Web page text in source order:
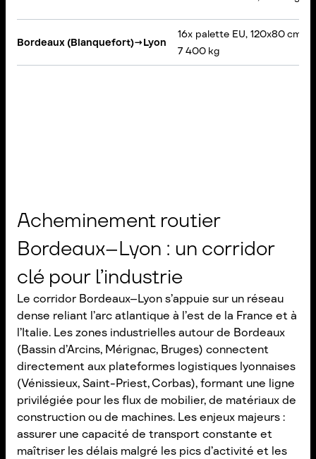
Bordeaux (Blanquefort)→Lyon
16x palette EU, 120x80 cm,
7 400 kg
Acheminement routier
Bordeaux–Lyon : un corridor
clé pour l’industrie
Le corridor Bordeaux–Lyon s’appuie sur un réseau
dense reliant l’arc atlantique à l’est de la France et à
l’Italie. Les zones industrielles autour de Bordeaux
(Bassin d’Arcins, Mérignac, Bruges) connectent
directement aux plateformes logistiques lyonnaises
(Vénissieux, Saint-Priest, Corbas), formant une ligne
privilégiée pour les flux de mobilier, de matériaux de
construction ou de machines. Les enjeux majeurs :
assurer une capacité de transport constante et
maîtriser les délais malgré les pics d’activité et les